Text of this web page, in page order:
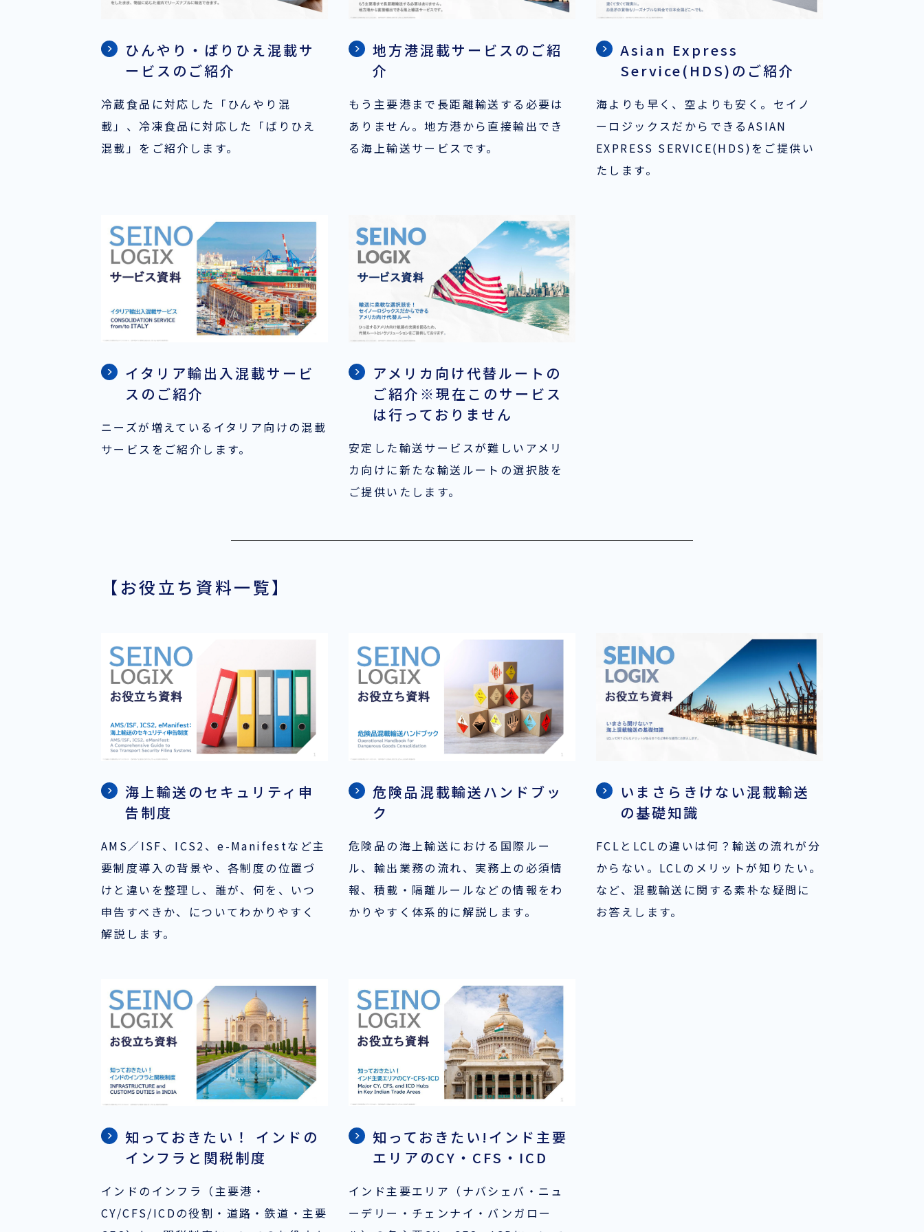
ひんやり・ばりひえ混載サ
ービスのご紹介
冷蔵食品に対応した「ひんやり混
載」、冷凍食品に対応した「ばりひえ
混載」をご紹介します。
地方港混載サービスのご紹
介
もう主要港まで長距離輸送する必要は
ありません。地方港から直接輸出でき
る海上輸送サービスです。
Asian Express
Service(HDS)のご紹介
海よりも早く、空よりも安く。セイノ
ーロジックスだからできるASIAN
EXPRESS SERVICE(HDS)をご提供い
たします。
イタリア輸出入混載サービ
スのご紹介
ニーズが増えているイタリア向けの混載
サービスをご紹介します。
アメリカ向け代替ルートの
ご紹介※現在このサービス
は行っておりません
安定した輸送サービスが難しいアメリ
カ向けに新たな輸送ルートの選択肢を
ご提供いたします。
【お役立ち資料一覧】
海上輸送のセキュリティ申
告制度
AMS／ISF、ICS2、e-Manifestなど主
要制度導入の背景や、各制度の位置づ
けと違いを整理し、誰が、何を、いつ
申告すべきか、についてわかりやすく
解説します。
危険品混載輸送ハンドブッ
ク
危険品の海上輸送における国際ルー
ル、輸出業務の流れ、実務上の必須情
報、積載・隔離ルールなどの情報をわ
かりやすく体系的に解説します。
いまさらきけない混載輸送
の基礎知識
FCLとLCLの違いは何？輸送の流れが分
からない。LCLのメリットが知りたい。
など、混載輸送に関する素朴な疑問に
お答えします。
知っておきたい！ インドの
インフラと関税制度
インドのインフラ（主要港・
CY/CFS/ICDの役割・道路・鉄道・主要
知っておきたい!インド主要
エリアのCY・CFS・ICD
インド主要エリア（ナバシェバ・ニュ
ーデリー・チェンナイ・バンガロー